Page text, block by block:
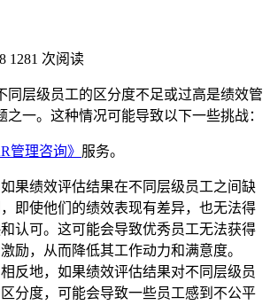
1281 次阅读
同层级员工的区分度不足或过高是绩效管
之一。这种情况可能导致以下一些挑战：
管理咨询》 服务。
果绩效评估结果在不同层级员工之间缺
即使他们的绩效表现有差异，也无法得
认可。这可能会导致优秀员工无法获得
励，从而降低其工作动力和满意度。
反地，如果绩效评估结果对不同层级员
分度，可能会导致一些员工感到不公平